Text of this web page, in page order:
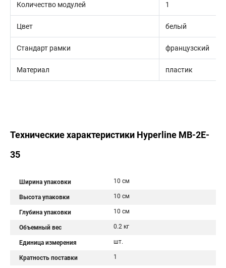
Количество модулей 1
Цвет белый
Стандарт рамки французский
Материал пластик
Технические характеристики Hyperline MB-2E-
35
Ширина упаковки 10 см
Высота упаковки 10 см
Глубина упаковки 10 см
Объемный вес 0.2 кг
Единица измерения шт.
Кратность поставки 1